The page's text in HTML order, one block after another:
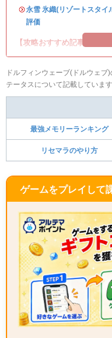
・永雪 氷織(リゾートスタイ
評価
【攻略おすすめ記事】
ドルフィンウェーブ(ドルウェ
テータスについて記載しています
最強メモリーランキング
リセマラのやり方
ゲームをプレイして